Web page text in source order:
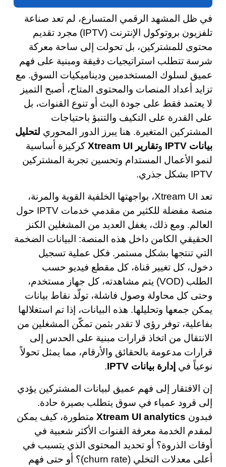
في ظل المشهد الرقمي المتسارع، لم تعد صناعة
تلفزيون بروتوكول الإنترنت (IPTV) مجرد تقديم
محتوى للمشتركين، بل تحولت إلى ساحة معركة
شرسة تتطلب استراتيجيات دقيقة ومبنية على فهم
عميق لسلوك المستخدمين وديناميكيات السوق. مع
تزايد أعداد المنصات والمحتوى المتاح، أصبح التميز
لا يعتمد فقط على جودة البث أو تنوع القنوات، بل
على القدرة على التكيف والتنبؤ باحتياجات
المشتركين المتغيرة. هنا يبرز الدور المحوري لتحليل
بيانات IPTV
وتقارير Xtream UI
كركيزة أساسية
لنمو الأعمال المستدام وتحسين تجربة المشتركين
IPTV بشكل جذري.
تعد Xtream UI، بواجهتها الخلفية القوية والمرنة،
منصة مفضلة للكثير من مقدمي خدمات IPTV حول
العالم. ومع ذلك، يغفل العديد من المشغلين الكنز
الحقيقي الكامن داخل هذه المنصة: البيانات الضخمة
التي تنتجها بشكل مستمر. فكل عملية تسجيل
دخول، كل تغيير قناة، كل مقطع فيديو حسب
الطلب (VOD) يتم مشاهدته، كل جهاز مستخدم،
وحتى كل محاولة وصول فاشلة، تولّد نقاط بيانات
يمكن جمعها وتحليلها. هذه البيانات، إذا تم استغلالها
بفاعلية، توفر رؤى لا تقدر بثمن تمكّن المشغلين من
الانتقال من اتخاذ قرارات مبنية على الحدس إلى
قرارات مدعومة بالحقائق والأرقام، مما يمثل تحولاً
نوعياً في إدارة بيانات IPTV .
إن الافتقار إلى فهم عميق لبيانات المشتركين يؤدي
إلى قرود عمياء في سوق يتطلب بصيرة حادة.
فبدون Xtream UI analytics متطورة، كيف يمكن
لمقدم الخدمة معرفة القنوات الأكثر شعبية في
أوقات الذروة؟ أو تحديد المحتوى الذي يتسبب في
أعلى معدلات التخلي (churn rate)؟ أو حتى فهم